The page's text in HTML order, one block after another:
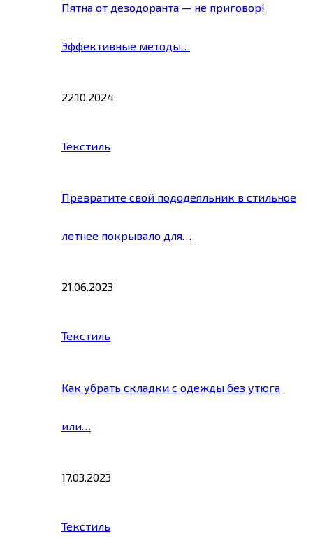
Пятна от дезодоранта — не приговор!
Эффективные методы…
22.10.2024
Текстиль
Превратите свой пододеяльник в стильное
летнее покрывало для…
21.06.2023
Текстиль
Как убрать складки с одежды без утюга
или…
17.03.2023
Текстиль